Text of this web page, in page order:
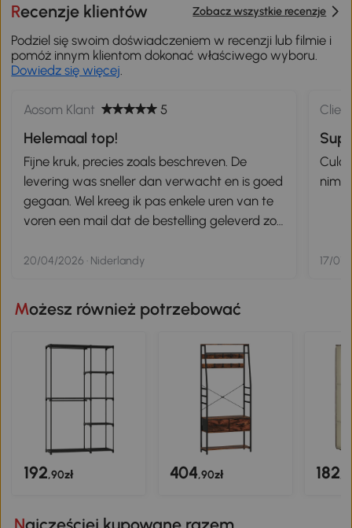
Recenzje klientów Zobacz wszystkie recenzje
Podziel się swoim doświadczeniem w recenzji lub filmie i
pomóż innym klientom dokonać właściwego wyboru.
Dowiedz się więcej.
Aosom Klant 5
Helemaal top!
Fijne kruk, precies zoals beschreven. De
levering was sneller dan verwacht en is goed
gegaan. Wel kreeg ik pas enkele uren van te
voren een mail dat de bestelling geleverd zou
Helaas was ik daardoor niet thuis, maar
een veilige plek neergezet. In het vervolg dus
graag eerder (avond van te voren
20/04/2026 · Niderlandy 17/01/
Możesz również potrzebować
192,90zł 404,90zł 182